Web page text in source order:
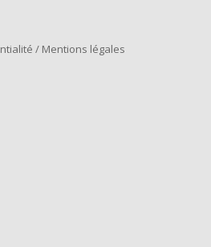
/ Mentions légales